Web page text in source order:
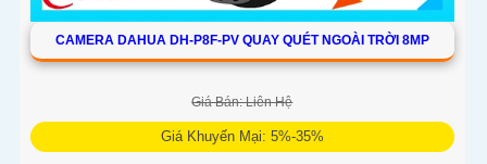
CAMERA DAHUA DH-P8F-PV QUAY QUÉT NGOÀI TRỜI 8MP
Giá Bán: Liên Hệ
Giá Khuyến Mại: 5%-35%